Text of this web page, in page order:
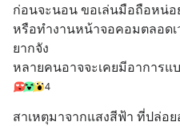
ก่อนจะนอน ขอเล่นมือถือหน่อ
หรือทำงานหน้าจอคอมตลอด
ยากจัง
หลายคนอาจจะเคยมีอาการแ
4
สาเหตุมาจากแสงสีฟ้า ที่ปล่อ